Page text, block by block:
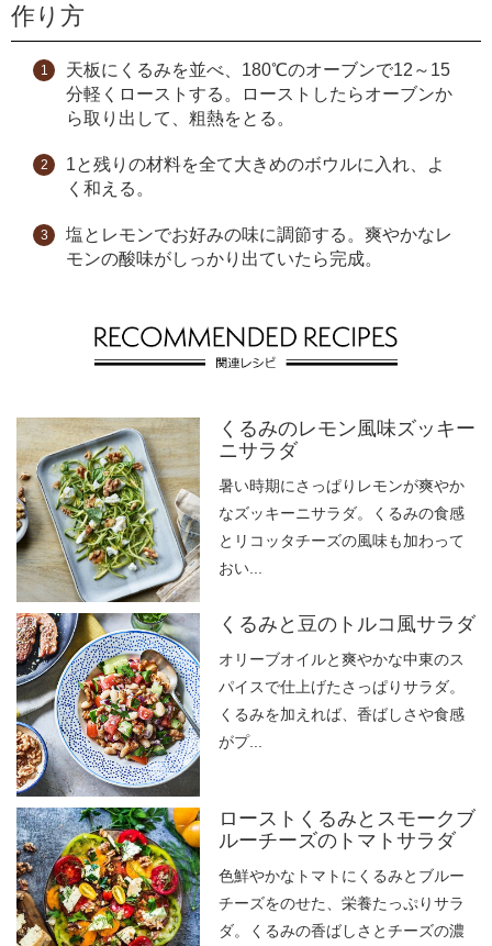
作り方
天板にくるみを並べ、180℃のオーブンで12～15
分軽くローストする。ローストしたらオーブンか
ら取り出して、粗熱をとる。
1と残りの材料を全て大きめのボウルに入れ、よ
く和える。
塩とレモンでお好みの味に調節する。爽やかなレ
モンの酸味がしっかり出ていたら完成。
くるみのレモン風味ズッキー
ニサラダ
暑い時期にさっぱりレモンが爽やか
なズッキーニサラダ。くるみの食感
とリコッタチーズの風味も加わって
おい...
くるみと豆のトルコ風サラダ
オリーブオイルと爽やかな中東のス
パイスで仕上げたさっぱりサラダ。
くるみを加えれば、香ばしさや食感
がプ...
ローストくるみとスモークブ
ルーチーズのトマトサラダ
色鮮やかなトマトにくるみとブルー
チーズをのせた、栄養たっぷりサラ
ダ。くるみの香ばしさとチーズの濃